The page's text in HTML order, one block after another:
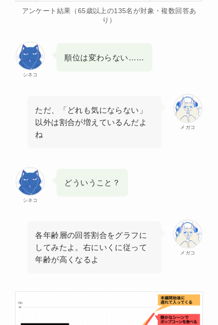
アンケート結果（65歳以上の135名が対象・複数回答あ
り）
シネコ
順位は変わらない……
メガコ
ただ、「どれも気にならない」
以外は割合が増えているんだよ
ね
シネコ
どういうこと？
メガコ
各年齢層の回答割合をグラフに
してみたよ。右にいくに従って
年齢が高くなるよ